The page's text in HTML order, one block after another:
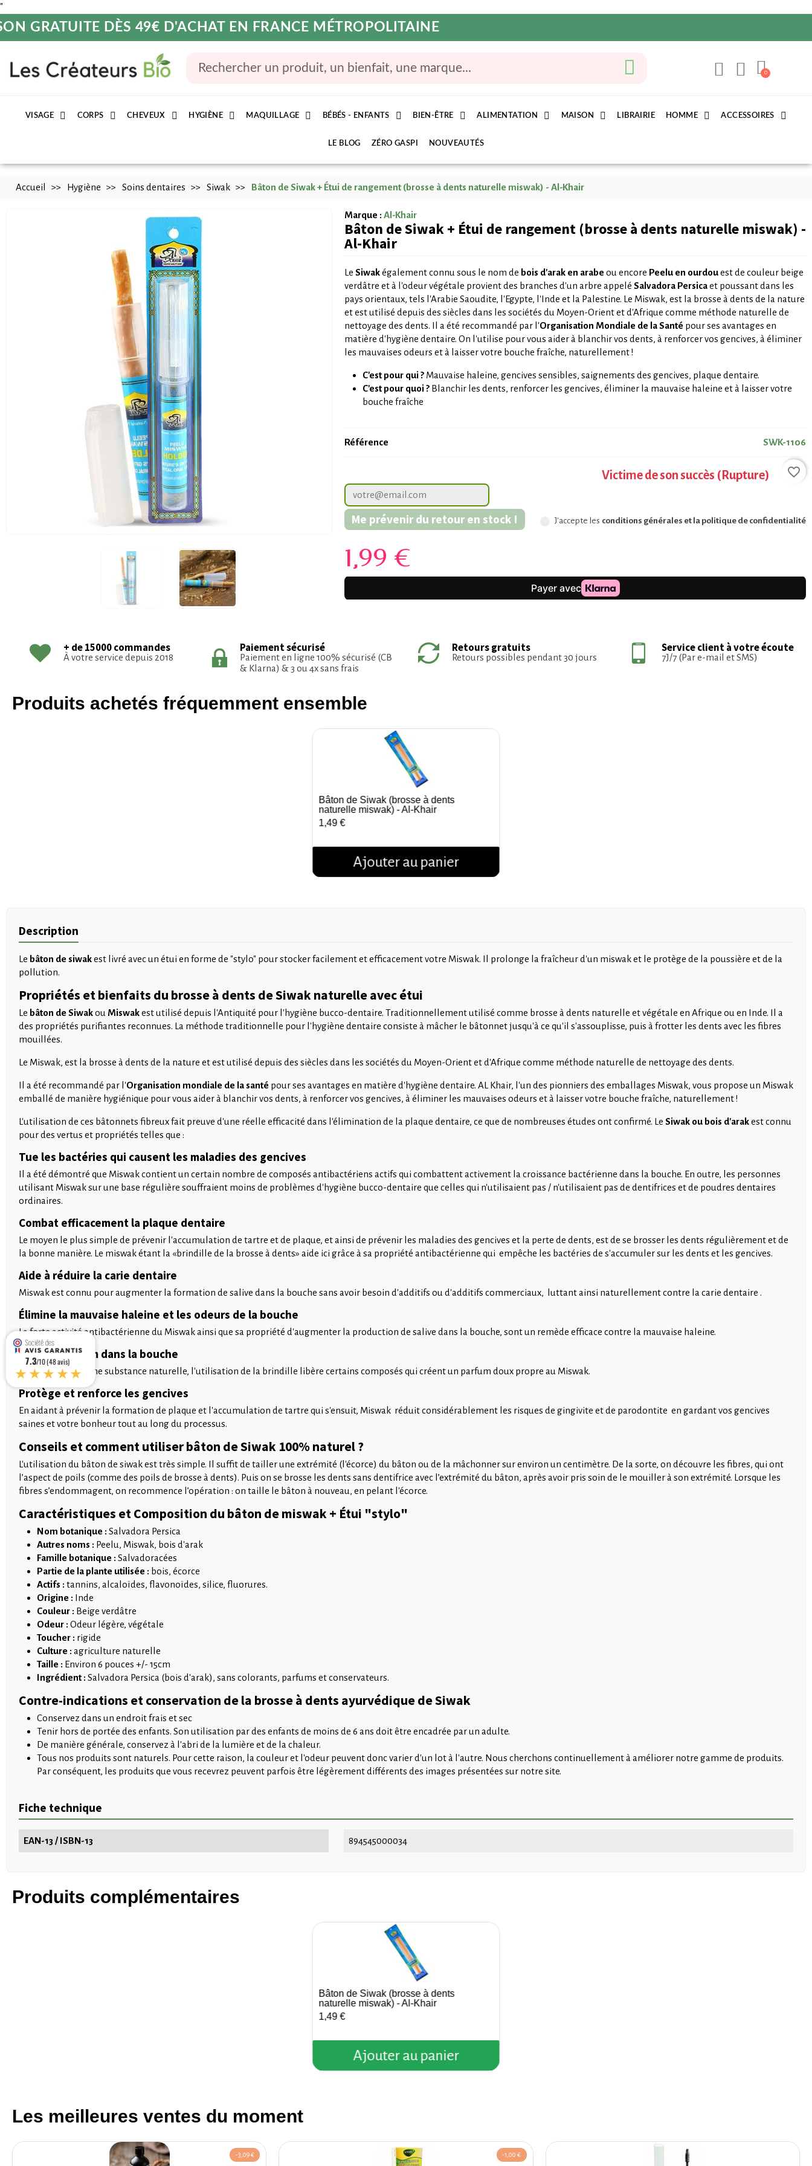
"
GRATUITE DÈS 49€ D'ACHAT EN FRANCE MÉTROPOLITAINE
VISAGE CORPS CHEVEUX HYGIÈNE MAQUILLAGE BÉBÉS - ENFANTS BIEN-ÊTRE ALIMENTATION MAISON LIBRAIRIE HOMME ACCESSOIRES
LE BLOG ZÉRO GASPI NOUVEAUTÉS
Accueil Hygiène Soins dentaires Siwak Bâton de Siwak + Étui de rangement (brosse à dents naturelle miswak) - Al-Khair
Marque : Al-Khair
Bâton de Siwak + Étui de rangement (brosse à dents naturelle miswak) -
Al-Khair
Le Siwakégalement connu sous le nom de bois d'arak en arabe ou encore Peelu en ourdouest de couleur beige
verdâtre et à l'odeur végétale provient des branches d'un arbre appelé Salvadora Persicaet poussant dans les
pays orientaux, tels l'Arabie Saoudite, l'Egypte, l'Inde et la Palestine. Le Miswak, est la brosse à dents de la nature
et est utilisé depuis des siècles dans les sociétés du Moyen-Orient et d'Afrique comme méthode naturelle de
nettoyage des dents. Il a été recommandé par l'Organisation Mondiale de la Santé pour ses avantages en
matière d'hygiène dentaire. On l'utilise pour vous aider à blanchir vos dents, à renforcer vos gencives, à éliminer
les mauvaises odeurs et à laisser votre bouche fraîche, naturellement !
C'est pour qui ? Mauvaise haleine, gencives sensibles, saignements des gencives, plaque dentaire.
C'est pour quoi ? Blanchir les dents, renforcer les gencives, éliminer la mauvaise haleine et à laisser votre
bouche fraîche
Référence SWK-1106
Victime de son succès (Rupture) favorite_border
J'accepte les conditions générales et la politique de confidentialité
Me prévenir du retour en stock !
1,99 €
+ de 15000 commandes
À votre service depuis 2018
Paiement sécurisé
Paiement en ligne 100% sécurisé (CB
& Klarna) & 3 ou 4x sans frais
Retours gratuits
Retours possibles pendant 30 jours
Service client à votre écoute
7J/7 (Par e-mail et SMS)
Produits achetés fréquemment ensemble
Aperçu rapide
Bâton de Siwak (brosse à dents
naturelle miswak) - Al-Khair
1,49 €
Ajouter au panier
Description
Le bâton de siwakest livré avec un étui en forme de "stylo" pour stocker facilement et efficacement votre Miswak. Il prolonge la fraîcheur d'un miswak et le protège de la poussière et de la
pollution.
Propriétés et bienfaits du brosse à dents de Siwak naturelle avec étui
Le bâton de Siwakou Miswakest utilisé depuis l'Antiquité pour l'hygiène bucco-dentaire. Traditionnellement utilisé comme brosse à dents naturelle et végétale en Afrique ou en Inde. Il a
des propriétés purifiantes reconnues. La méthode traditionnelle pour l'hygiène dentaire consiste à mâcher le bâtonnet jusqu'à ce qu'il s'assouplisse, puis à frotter les dents avec les fibres
mouillées.
Le Miswak, est la brosse à dents de la nature et est utilisé depuis des siècles dans les sociétés du Moyen-Orient et d'Afrique comme méthode naturelle de nettoyage des dents.
Il a été recommandé par l'Organisation mondiale de la santé pour ses avantages en matière d'hygiène dentaire. AL Khair, l'un des pionniers des emballages Miswak, vous propose un Miswak
emballé de manière hygiénique pour vous aider à blanchir vos dents, à renforcer vos gencives, à éliminer les mauvaises odeurs et à laisser votre bouche fraîche, naturellement !
L'utilisation de ces bâtonnets fibreux fait preuve d'une réelle efficacité dans l'élimination de la plaque dentaire, ce que de nombreuses études ont confirmé. Le Siwak ou bois d'arakest connu
pour des vertus et propriétés telles que :
Tue les bactéries qui causent les maladies des gencives
Il a été démontré que Miswak contient un certain nombre de composés antibactériens actifs qui combattent activement la croissance bactérienne dans la bouche. En outre, les personnes
utilisant Miswak sur une base régulière souffraient moins de problèmes d'hygiène bucco-dentaire que celles qui n'utilisaient pas / n'utilisaient pas de dentifrices et de poudres dentaires
ordinaires.
Combat efficacement la plaque dentaire
Le moyen le plus simple de prévenir l'accumulation de tartre et de plaque, et ainsi de prévenir les maladies des gencives et la perte de dents, est de se brosser les dents régulièrement et de
la bonne manière. Le miswak étant la «brindille de la brosse à dents» aide ici grâce à sa propriété antibactérienne qui empêche les bactéries de s'accumuler sur les dents et les gencives.
Aide à réduire la carie dentaire
Miswak est connu pour augmenter la formation de salive dans la bouche sans avoir besoin d'additifs ou d'additifs commerciaux, luttant ainsi naturellement contre la carie dentaire .
Élimine la mauvaise haleine et les odeurs de la bouche
La forte activité antibactérienne du Miswak ainsi que sa propriété d'augmenter la production de salive dans la bouche, sont un remède efficace contre la mauvaise haleine.
Crée un parfum dans la bouche
Puisqu'il s'agit d'une substance naturelle, l'utilisation de la brindille libère certains composés qui créent un parfum doux propre au Miswak.
Protège et renforce les gencives
En aidant à prévenir la formation de plaque et l'accumulation de tartre qui s'ensuit, Miswak réduit considérablement les risques de gingivite et de parodontite en gardant vos gencives
saines et votre bonheur tout au long du processus.
Conseils et comment utiliser bâton de Siwak 100% naturel ?
L'utilisation du bâton de siwak est très simple. Il suffit de tailler une extrémité (l'écorce) du bâton ou de la mâchonner sur environ un centimètre. De la sorte, on découvre les fibres, qui ont
l’aspect de poils (comme des poils de brosse à dents). Puis on se brosse les dents sans dentifrice avec l’extrémité du bâton, après avoir pris soin de le mouiller à son extrémité. Lorsque les
fibres s’endommagent, on recommence l’opération : on taille le bâton à nouveau, en pelant l'écorce.
Caractéristiques et Composition du bâton de miswak + Étui "stylo"
Nom botanique : Salvadora Persica
Autres noms : Peelu, Miswak, bois d'arak
Famille botanique : Salvadoracées
Partie de la plante utilisée : bois, écorce
Actifs : tannins, alcaloïdes, flavonoïdes, silice, fluorures.
Origine : Inde
Couleur : Beige verdâtre
Odeur : Odeur légère, végétale
Toucher : rigide
Culture : agriculture naturelle
Taille : Environ 6 pouces +/- 15cm
Ingrédient : Salvadora Persica (bois d'arak), sans colorants, parfums et conservateurs.
Contre-indications et conservation de la brosse à dents ayurvédique de Siwak
Conservez dans un endroit frais et sec
Tenir hors de portée des enfants. Son utilisation par des enfants de moins de 6 ans doit être encadrée par un adulte.
De manière générale, conservez à l'abri de la lumière et de la chaleur.
Tous nos produits sont naturels. Pour cette raison, la couleur et l'odeur peuvent donc varier d'un lot à l'autre. Nous cherchons continuellement à améliorer notre gamme de produits.
Par conséquent, les produits que vous recevrez peuvent parfois être légèrement différents des images présentées sur notre site.
Fiche technique
EAN-13 / ISBN-13 894545000034
Produits complémentaires
Aperçu rapide
Bâton de Siwak (brosse à dents
naturelle miswak) - Al-Khair
1,49 €
Ajouter au panier
Les meilleures ventes du moment
-3,09 € -1,00 €
7.3/10 (48 avis)
★★★★★